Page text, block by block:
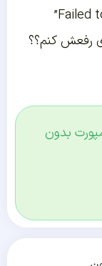
[ERROR] Failed to import “watch”
رفعش کنم؟؟
بدون